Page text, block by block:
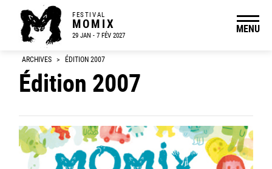
FESTIVAL
MOMIX
29 JAN - 7 FÉV 2027
MENU
ARCHIVES > ÉDITION 2007
Édition 2007